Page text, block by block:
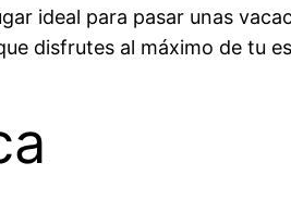
ideal para pasar unas
disfrutes al máximo de tu